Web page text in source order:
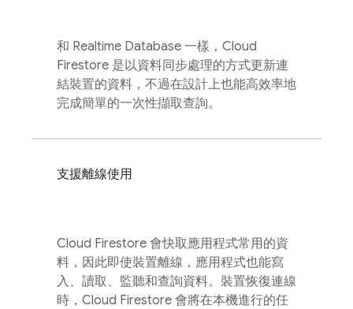
和 Realtime Database 一樣， Cloud
Firestore 是以資料同步處理的方式更新連
結裝置的資料，不過在設計上也能高效率地
完成簡單的一次性擷取查詢。
支援離線使用
Cloud Firestore 會快取應用程式常用的資
料，因此即使裝置離線，應用程式也能寫
入、讀取、監聽和查詢資料。裝置恢復連線
時， Cloud Firestore 會將在本機進行的任